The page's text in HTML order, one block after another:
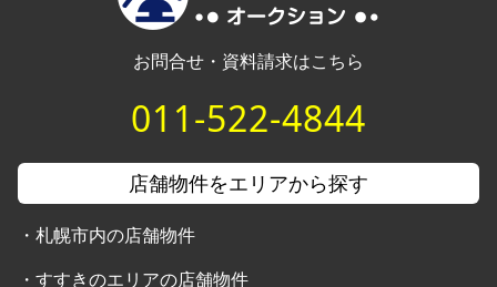
お問合せ・資料請求はこちら
011-522-4844
店舗物件をエリアから探す
・ 札幌市内の店舗物件
・ すすきのエリアの店舗物件